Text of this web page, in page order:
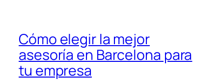
Cómo elegir la mejor
asesoría en Barcelona para
tu empresa